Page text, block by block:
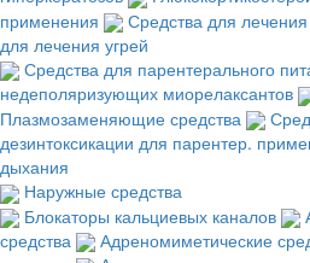
применения
Средства для лечения
для лечения угрей
Средства для парентерального
недеполяризующих миорелаксантов
Плазмозаменяющие средства
дезинтоксикации для парентер.
дыхания
Наружные средства
Блокаторы кальциевых каналов
средства
Адреномиметические